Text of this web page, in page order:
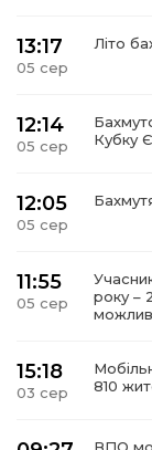
13:17
05 сер
Літо
12:14
05 сер
Кубку
12:05
05 сер
11:55
05 сер
року –
15:18
03 сер
810